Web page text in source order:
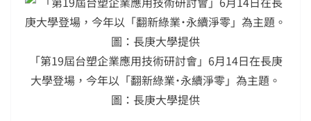
「第19屆台塑企業應用技術研討會」6月14日在長庚
大學登場，今年以「翻新綠業˙永續淨零」為主題。
圖：長庚大學提供